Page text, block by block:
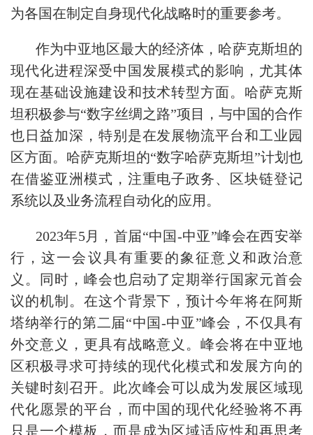
为各国在制定自身现代化战略时的重要参考。
作为中亚地区最大的经济体，哈萨克斯坦的
现代化进程深受中国发展模式的影响，尤其体
现在基础设施建设和技术转型方面。哈萨克斯
坦积极参与“数字丝绸之路”项目，与中国的合作
也日益加深，特别是在发展物流平台和工业园
区方面。哈萨克斯坦的“数字哈萨克斯坦”计划也
在借鉴亚洲模式，注重电子政务、区块链登记
系统以及业务流程自动化的应用。
2023年5月，首届“中国-中亚”峰会在西安举
行，这一会议具有重要的象征意义和政治意
义。同时，峰会也启动了定期举行国家元首会
议的机制。在这个背景下，预计今年将在阿斯
塔纳举行的第二届“中国-中亚”峰会，不仅具有
外交意义，更具有战略意义。峰会将在中亚地
区积极寻求可持续的现代化模式和发展方向的
关键时刻召开。此次峰会可以成为发展区域现
代化愿景的平台，而中国的现代化经验将不再
只是一个模板，而是成为区域适应性和再思考